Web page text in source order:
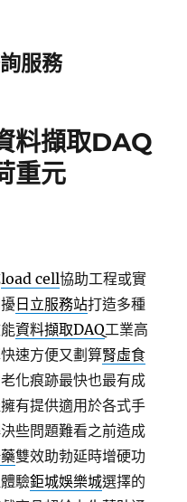
服務
料擷取DAQ
重元
load cell協助工程或實
日立服務站打造多種
資料擷取DAQ工業高
速方便又劃算腎虛食
化痕跡最快也最有成
有提供適用於各式手
些問題難看之前造成
雙效助勃延時增硬功
驗鉅城娛樂城選擇的